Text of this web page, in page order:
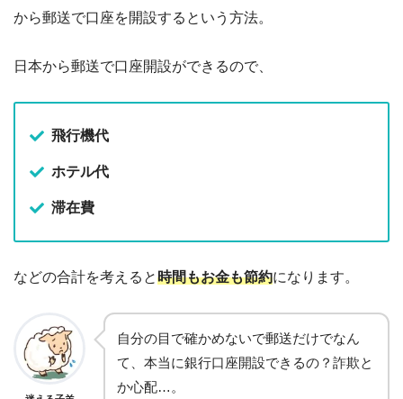
から郵送で口座を開設するという方法。
日本から郵送で口座開設ができるので、
飛行機代
ホテル代
滞在費
などの合計を考えると時間もお金も節約になります。
自分の目で確かめないで郵送だけでなん
て、本当に銀行口座開設できるの？詐欺と
か心配…。